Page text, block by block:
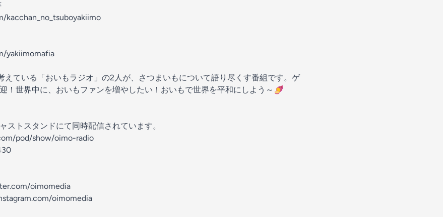
kacchan_no_tsuboyakiimo
yakiimomafia
えている「おいもラジオ」の2人が、さつまいもについて語り尽くす番組です。ゲ
！世界中に、おいもファンを増やしたい！おいもで世界を平和にしよう～🍠
ストスタンドにて同時配信されています。
pod/show/oimo-radio
oimomedia
oimomedia